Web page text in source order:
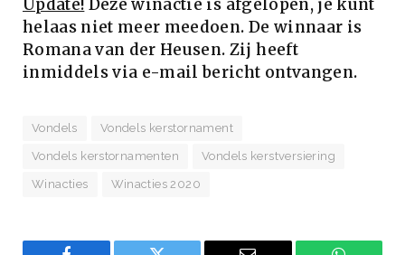
Update! Deze winactie is afgelopen, je kunt
helaas niet meer meedoen. De winnaar is
Romana van der Heusen. Zij heeft
inmiddels via e-mail bericht ontvangen.
Vondels Vondels kerstornament
Vondels kerstornamenten Vondels kerstversiering
Winacties Winacties 2020